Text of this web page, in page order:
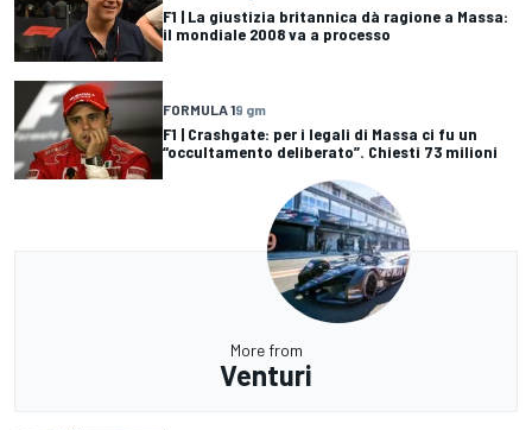
F1 | La giustizia britannica dà ragione a Massa:
il mondiale 2008 va a processo
FORMULA 19 gm
F1 | Crashgate: per i legali di Massa ci fu un
“occultamento deliberato”. Chiesti 73 milioni
More from
Venturi